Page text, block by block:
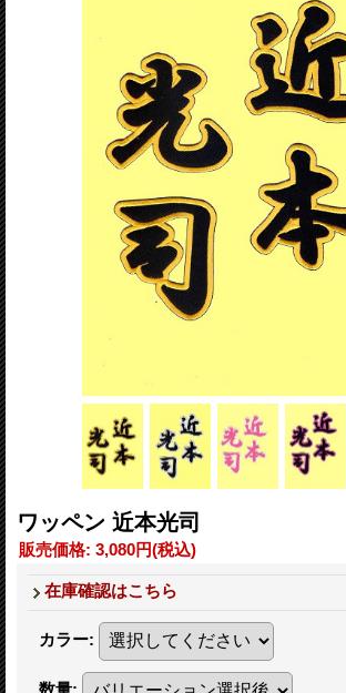
ワッペン 近本光司
販売価格: 3,080円(税込)
在庫確認はこちら
カラー: